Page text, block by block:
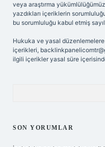
veya araştırma
yazdıkları içeriklerin
bu sorumluluğu kabul etmiş
Hukuka ve yasal
içerikleri,
ilgili içerikler yasal süre
SON YORUMLAR